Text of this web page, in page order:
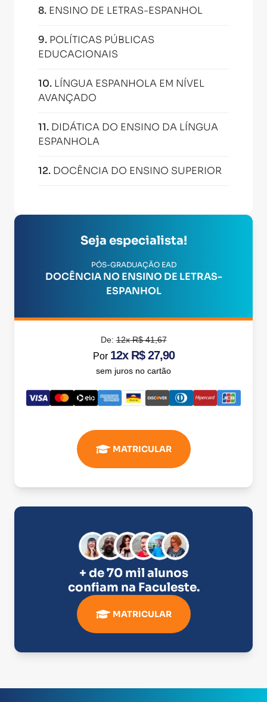
8. ENSINO DE LETRAS-ESPANHOL
9. POLÍTICAS PÚBLICAS
EDUCACIONAIS
10. LÍNGUA ESPANHOLA EM NÍVEL
AVANÇADO
11. DIDÁTICA DO ENSINO DA LÍNGUA
ESPANHOLA
12. DOCÊNCIA DO ENSINO SUPERIOR
Seja especialista!
PÓS-GRADUAÇÃO EAD
DOCÊNCIA NO ENSINO DE LETRAS-
ESPANHOL
De:12x R$ 41,67
Por 12x R$ 27,90
sem juros no cartão
MATRICULAR
+ de 70 mil alunos
confiam na Faculeste.
MATRICULAR